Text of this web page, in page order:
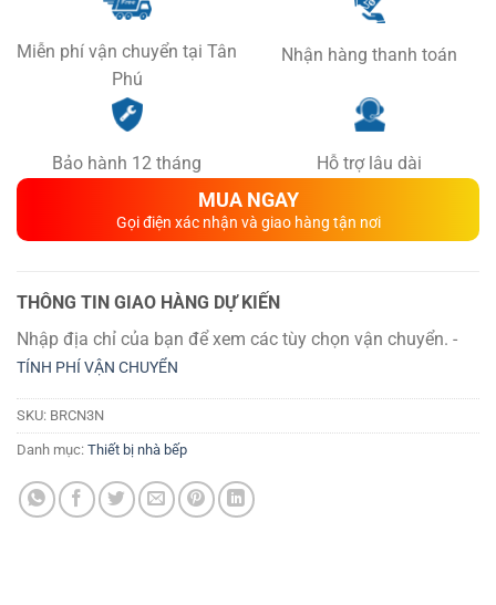
Miễn phí vận chuyển tại Tân
Phú
Nhận hàng thanh toán
Bảo hành 12 tháng Hỗ trợ lâu dài
MUA NGAY
Gọi điện xác nhận và giao hàng tận nơi
THÔNG TIN GIAO HÀNG DỰ KIẾN
Nhập địa chỉ của bạn để xem các tùy chọn vận chuyển. -
TÍNH PHÍ VẬN CHUYỂN
SKU: BRCN3N
Danh mục: Thiết bị nhà bếp